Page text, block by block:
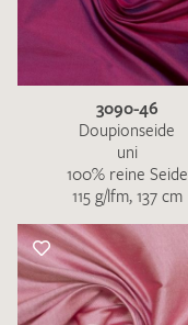
3090-46
Doupionseide
uni
100% reine Seide
115 g/lfm, 137 cm